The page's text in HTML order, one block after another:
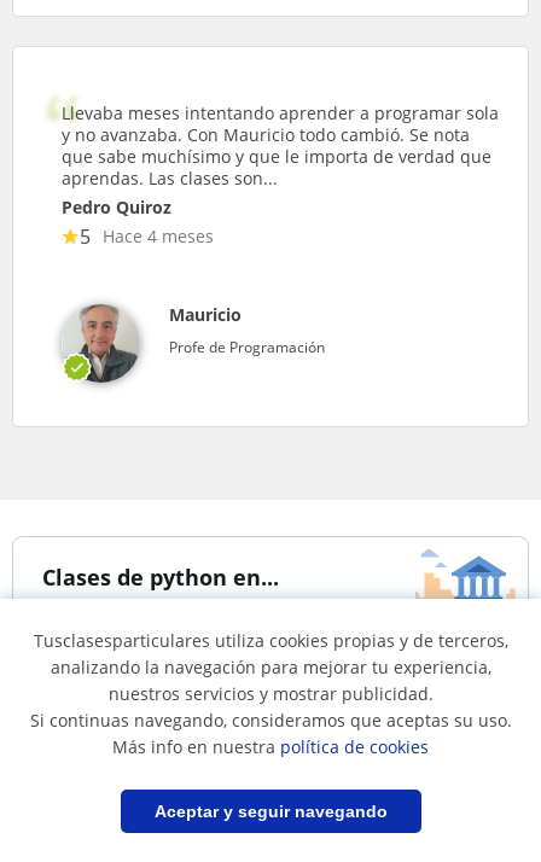
Guardar búsqueda
Llevaba meses intentando aprender a programar sola
y no avanzaba. Con Mauricio todo cambió. Se nota
que sabe muchísimo y que le importa de verdad que
aprendas. Las clases son...
Pedro Quiroz
5 Hace 4 meses
Mauricio
Profe de Programación
Clases de python en...
Clases de python en
Lenguajes de programación
Tusclasesparticulares utiliza cookies propias y de terceros,
analizando la navegación para mejorar tu experiencia,
nuestros servicios y mostrar publicidad.
Si continuas navegando, consideramos que aceptas su uso.
Más info en nuestra política de cookies
Aceptar y seguir navegando